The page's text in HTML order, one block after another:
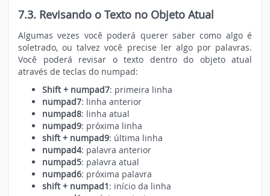
7.3. Revisando o Texto no Objeto Atual
Algumas vezes você poderá querer saber como algo é
soletrado, ou talvez você precise ler algo por palavras.
Você poderá revisar o texto dentro do objeto atual
através de teclas do numpad:
Shift + numpad7: primeira linha
numpad7: linha anterior
numpad8: linha atual
numpad9: próxima linha
shift + numpad9: última linha
numpad4: palavra anterior
numpad5: palavra atual
numpad6: próxima palavra
shift + numpad1: início da linha